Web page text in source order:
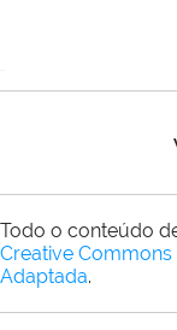
Todo o conteúdo
Creative
Adaptada.